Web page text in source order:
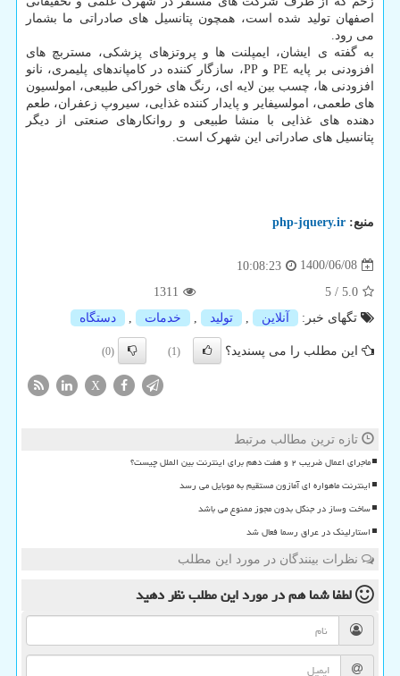
اصفهان تولید شده است، همچون پتانسیل های صادراتی ما بشمار
می رود.
به گفته ی ایشان، ایمپلنت ها و پروتزهای پزشکی، مستربچ های
افزودنی بر پایه PE و PP، سازگار کننده در کامپاندهای پلیمری، نانو
افزودنی ها، چسب بین لایه ای، رنگ های خوراکی طبیعی، امولسیون
های طعمی، امولسیفایر و پایدار کننده غذایی، سیروپ زعفران، طعم
دهنده های غذایی با منشا طبیعی و روانکارهای صنعتی از دیگر
پتانسیل های صادراتی این شهرک است.
منبع: php-jquery.ir
1400/06/08
10:08:23
5.0
/
5
1311
تگهای خبر:
آنلاین , تولید , خدمات , دستگاه
این مطلب را می پسندید؟ (1)
(0)
X
تازه ترین مطالب مرتبط
ماجرای اعمال ضریب ۲ و هفت دهم برای اینترنت بین الملل چیست؟
اینترنت ماهواره ای آمازون مستقیم به موبایل می رسد
ساخت وساز در جنگل بدون مجوز ممنوع می باشد
استارلینک در عراق رسما فعال شد
نظرات بینندگان در مورد این مطلب
لطفا شما همدر مورد این مطلبنظر دهید